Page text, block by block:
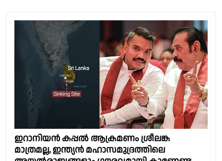
ഇറാനിയൻ കപ്പൽ ആക്രമണം ശ്രീലങ്ക
മാത്രമല്ല, ഇന്ത്യൻ മഹാസമുദ്രത്തിലെ